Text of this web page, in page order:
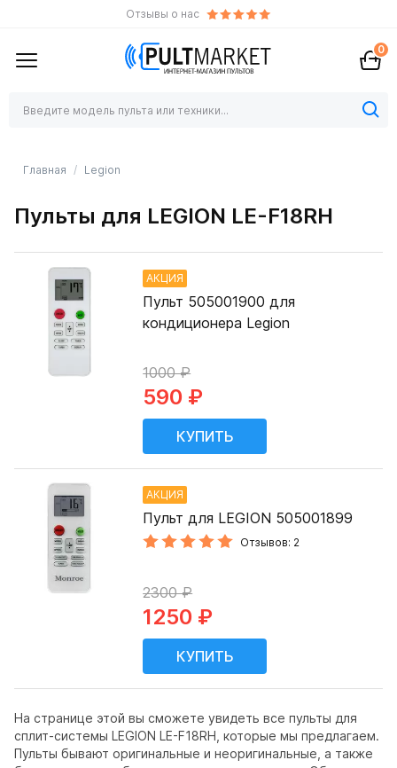
Отзывы о нас
0
Главная Legion
Пульты для LEGION LE-F18RH
На странице этой вы сможете увидеть все пульты для
сплит-системы LEGION LE-F18RH, которые мы предлагаем.
Пульты бывают оригинальные и неоригинальные, а также
АКЦИЯ
Пульт 505001900 для
кондиционера Legion
1000 ₽
590 ₽
АКЦИЯ
Пульт для LEGION 505001899
Отзывов: 2
2300 ₽
1250 ₽